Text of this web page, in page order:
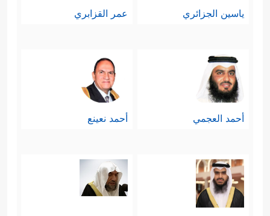
ياسين الجزائري عمر القزابري
أحمد العجمي أحمد نعينع